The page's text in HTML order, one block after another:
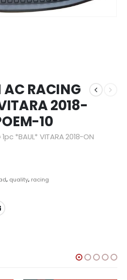
AC RACING
2018-
10
*BAUL* VITARA 2018-ON
, quality, racing